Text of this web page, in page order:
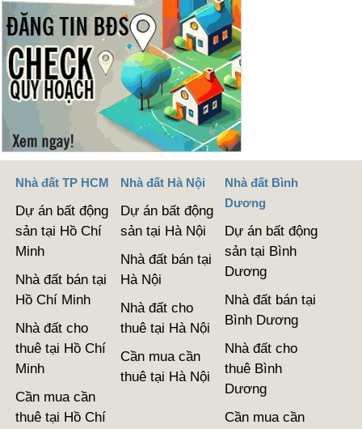
Nhà đất TP HCM
Dự án bất động
sản tại Hồ Chí
Minh
Nhà đất bán tại
Hồ Chí Minh
Nhà đất cho
thuê tại Hồ Chí
Minh
Cần mua cần
thuê tại Hồ Chí
Nhà đất Hà Nội
Dự án bất động
sản tại Hà Nội
Nhà đất bán tại
Hà Nội
Nhà đất cho
thuê tại Hà Nội
Cần mua cần
thuê tại Hà Nội
Nhà đất Bình
Dương
Dự án bất động
sản tại Bình
Dương
Nhà đất bán tại
Bình Dương
Nhà đất cho
thuê Bình
Dương
Cần mua cần